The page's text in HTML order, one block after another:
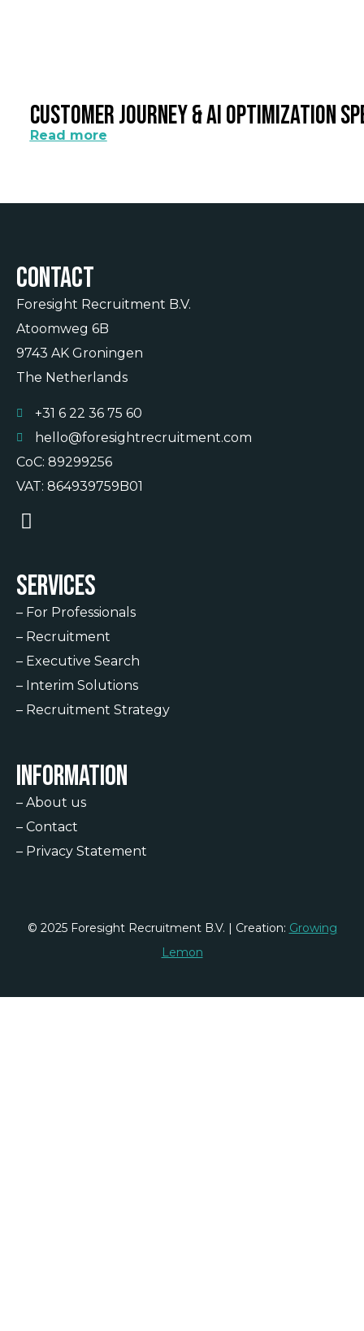
Customer Journey & AI Optimization
Read more
Contact
Foresight Recruitment B.V.
Atoomweg 6B
9743 AK Groningen
The Netherlands
+31 6 22 36 75 60
hello@foresightrecruitment.com
CoC: 89299256
VAT: 864939759B01
Services
– For Professionals
– Recruitment
– Executive Search
– Interim Solutions
– Recruitment Strategy
Information
– About us
– Contact
– Privacy Statement
© 2025 Foresight Recruitment B.V. | Creation: Growing
Lemon